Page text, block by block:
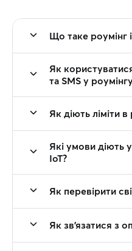
Що таке роумінг
Як
та SMS у
Як діють ліміти в
Які умови діють
IoT?
Як перевірити
Як зв'язатися з